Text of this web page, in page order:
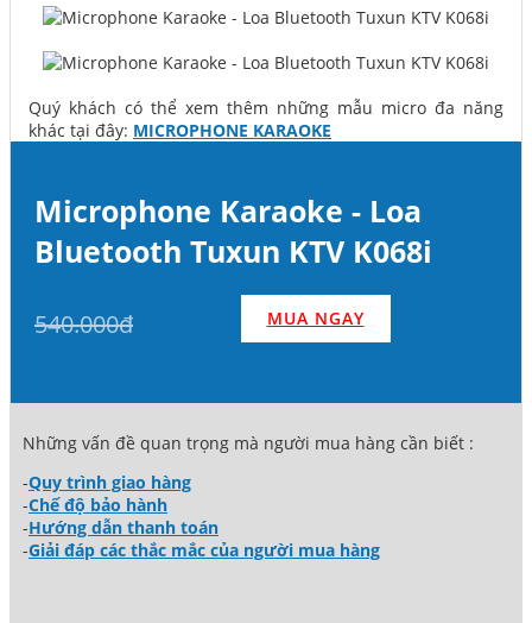
Quý khách có thể xem thêm những mẫu micro đa năng
khác tại đây: MICROPHONE KARAOKE
Microphone Karaoke - Loa
Bluetooth Tuxun KTV K068i
540.000đ MUA NGAY
Những vấn đề quan trọng mà người mua hàng cần biết :
-Quy trình giao hàng
-Chế độ bảo hành
-Hướng dẫn thanh toán
-Giải đáp các thắc mắc của người mua hàng